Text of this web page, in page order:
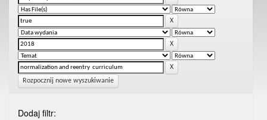
Rozpocznij nowe wyszukiwanie
Dodaj filtr: